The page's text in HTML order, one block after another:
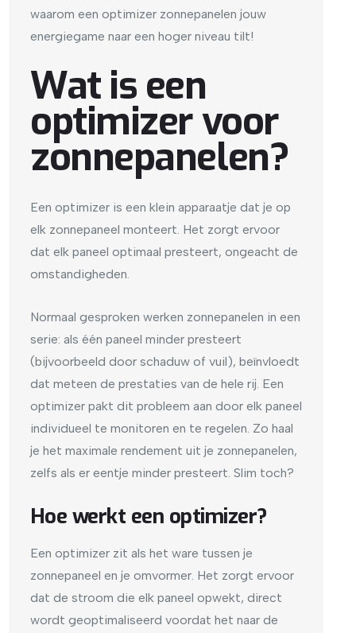
waarom een optimizer zonnepanelen jouw
energiegame naar een hoger niveau tilt!
Wat is een
optimizer voor
zonnepanelen?
Een optimizer is een klein apparaatje dat je op
elk zonnepaneel monteert. Het zorgt ervoor
dat elk paneel optimaal presteert, ongeacht de
omstandigheden.
Normaal gesproken werken zonnepanelen in een
serie: als één paneel minder presteert
(bijvoorbeeld door schaduw of vuil), beïnvloedt
dat meteen de prestaties van de hele rij. Een
optimizer pakt dit probleem aan door elk paneel
individueel te monitoren en te regelen. Zo haal
je het maximale rendement uit je zonnepanelen,
zelfs als er eentje minder presteert. Slim toch?
Hoe werkt een optimizer?
Een optimizer zit als het ware tussen je
zonnepaneel en je omvormer. Het zorgt ervoor
dat de stroom die elk paneel opwekt, direct
wordt geoptimaliseerd voordat het naar de